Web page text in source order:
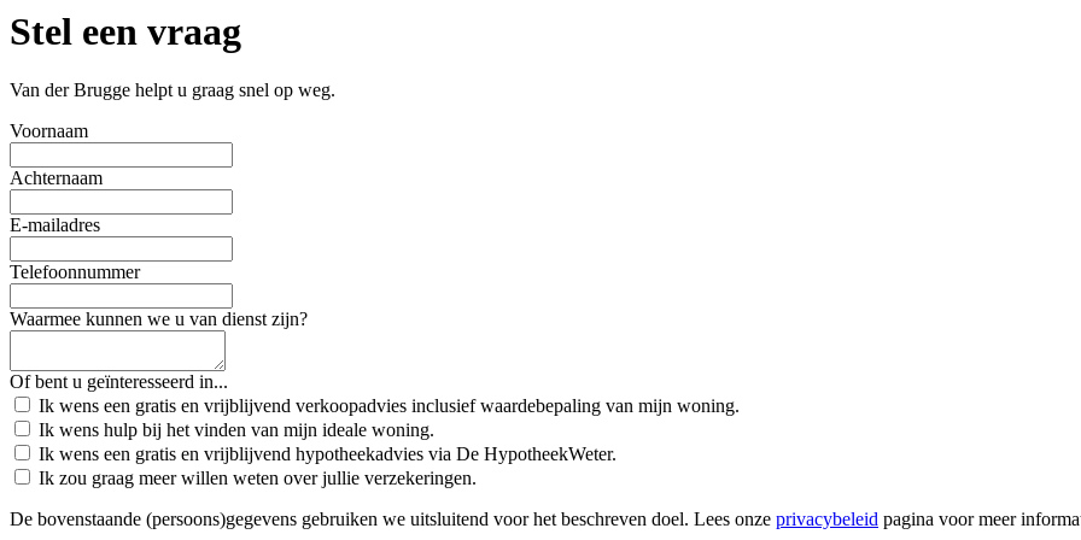
Stel een vraag
Van der Brugge helpt u graag snel op weg.
Voornaam
Achternaam
E-mailadres
Telefoonnummer
Waarmee kunnen we u van dienst zijn?
Of bent u geïnteresseerd in...
Ik wens een gratis en vrijblijvend verkoopadvies inclusief waardebepaling van mijn woning.
Ik wens hulp bij het vinden van mijn ideale woning.
Ik wens een gratis en vrijblijvend hypotheekadvies via De HypotheekWeter.
Ik zou graag meer willen weten over jullie verzekeringen.
De bovenstaande (persoons)gegevens gebruiken we uitsluitend voor het beschreven doel. Lees onze privacybeleid pagina voor meer